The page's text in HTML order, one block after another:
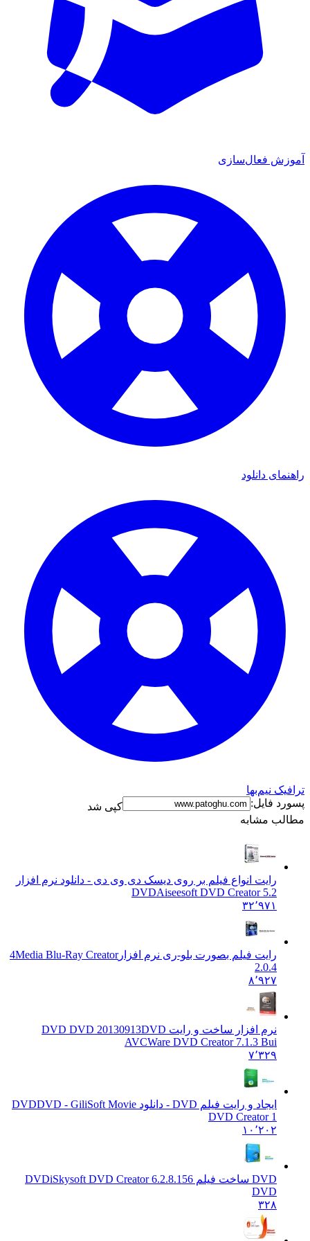
فعال‌سازی
دانلود
نیم‌بها
فایل:
کپی شد
مشابه
رایت انواع فیلم بر روی دیسک دی وی دی - دانلود نرم افزار
DVDAiseesoft DVD Creator 5.2
۳۲٬۹۷۱
رایت فیلم بصورت بلو-ری نرم افزار4Media Blu-Ray Creator
نرم افزار ساخت و رایت DVD DVD 20130913DVD
AVCWare DVD Creator 7.1.3 Bui
ایجاد و رایت فیلم DVD - دانلود DVD
DVD - GiliSoft Movie
DVD Creator 1
۱۰٬۲۰۲
iSkysoft DVD Creator 6.2.8.156